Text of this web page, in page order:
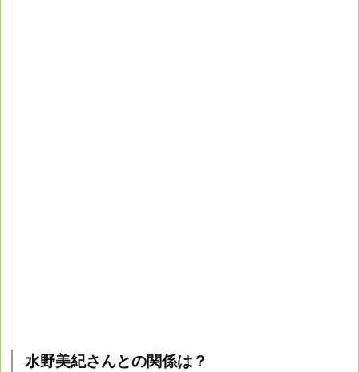
水野美紀さんとの関係は？